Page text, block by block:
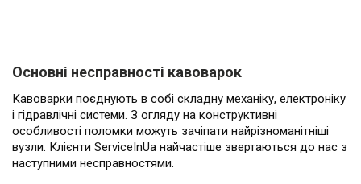
Основні несправності кавоварок
Кавоварки поєднують в собі складну механіку, електроніку
і гідравлічні системи. З огляду на конструктивні
особливості поломки можуть зачіпати найрізноманітніші
вузли. Клієнти ServiceInUa найчастіше звертаються до нас з
наступними несправностями.